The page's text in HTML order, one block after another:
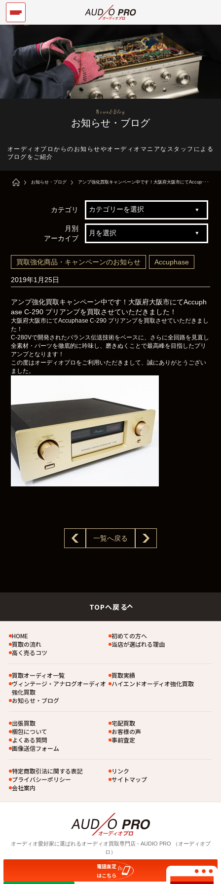
News&Blog
お知らせ・ブログ
オーディオプロからのお知らせやオーディオマニアなスタッフによる
ブログをご紹介
お知らせ・ブログ アンプ強化買取キャンペーン中です！大阪府大阪市にてAccup･･･
カテゴリ
月別
アーカイブ
買取強化商品・キャンペーンのお知らせ Accuphase
2019年1月25日
アンプ強化買取キャンペーン中です！大阪府大阪市にてAccuph
ase C-290 プリアンプを買取させていただきました！
大阪府大阪市にてAccuphase C-290 プリアンプを買取させていただきまし
た！
C-280Vで開発されたバランス伝送技術をベースに、さらに全回路を見直し
全素材・パーツを徹底的に吟味し、磨きぬくことで最高峰を目指したプリ
アンプとなります！
この度はオーディオプロをご利用いただきまして、誠にありがとうござい
ました。
一覧へ戻る
TOPへ戻る
HOME
初めての方へ
買取の流れ
当店が選ばれる理由
高く売るコツ
買取オーディオ一覧
買取実績
ヴィンテージ・アナログオーディオ
強化買取
ハイエンドオーディオ強化買取
お知らせ・ブログ
出張買取
宅配買取
梱包について
お客様の声
よくある質問
事前査定
画像送信フォーム
特定商取引法に関する表記
リンク
プライバシーポリシー
サイトマップ
会社案内
オーディオ愛好家に選ばれるオーディオ買取専⾨店 - AUDIO PRO （オーディオプ
ロ）
© 2026 AUDIO PRO
電話査定
はこちら